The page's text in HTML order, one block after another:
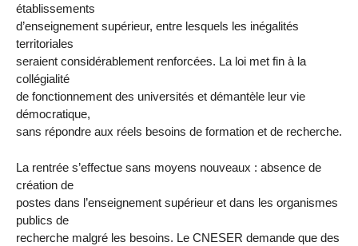
établissements
d’enseignement supérieur, entre lesquels les inégalités
territoriales
seraient considérablement renforcées. La loi met fin à la
collégialité
de fonctionnement des universités et démantèle leur vie
démocratique,
sans répondre aux réels besoins de formation et de recherche.
La rentrée s’effectue sans moyens nouveaux : absence de
création de
postes dans l’enseignement supérieur et dans les organismes
publics de
recherche malgré les besoins. Le CNESER demande que des